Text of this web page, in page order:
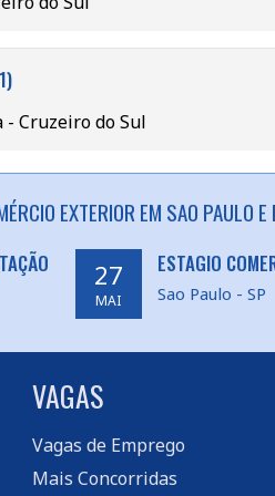
- Cruzeiro do Sul
EXTERIOR EM SAO PAULO E
27
MAI
ESTAGIO
Sao Paulo - SP
VAGAS
Vagas de Emprego
Mais Concorridas